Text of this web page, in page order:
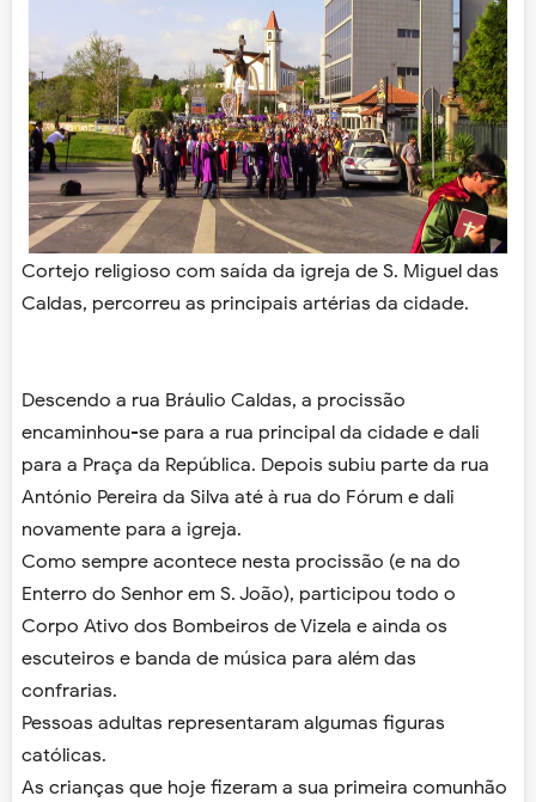
Cortejo religioso com saída da igreja de S. Miguel das
Caldas, percorreu as principais artérias da cidade.
Descendo a rua Bráulio Caldas, a procissão
encaminhou-se para a rua principal da cidade e dali
para a Praça da República. Depois subiu parte da rua
António Pereira da Silva até à rua do Fórum e dali
novamente para a igreja.
Como sempre acontece nesta procissão (e na do
Enterro do Senhor em S. João), participou todo o
Corpo Ativo dos Bombeiros de Vizela e ainda os
escuteiros e banda de música para além das
confrarias.
Pessoas adultas representaram algumas figuras
católicas.
As crianças que hoje fizeram a sua primeira comunhão